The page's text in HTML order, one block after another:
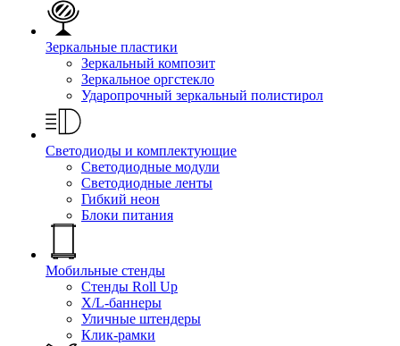
Зеркальные пластики
Зеркальный композит
Зеркальное оргстекло
Ударопрочный зеркальный полистирол
Светодиоды и комплектующие
Светодиодные модули
Светодиодные ленты
Гибкий неон
Блоки питания
Мобильные стенды
Стенды Roll Up
X/L-баннеры
Уличные штендеры
Клик-рамки